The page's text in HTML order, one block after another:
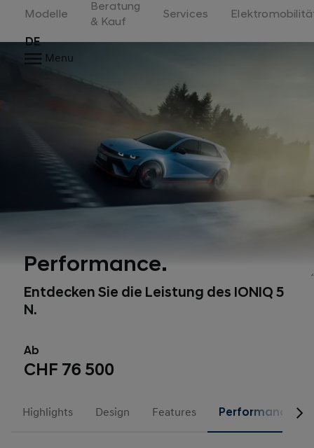
Switzerland
Modelle
Beratung
& Kauf
Services
DE
Menu
Performance.
Entdecken Sie die Leistung des IONIQ 5
N.
Ab
CHF 76 500
Highlights Design Features Performance